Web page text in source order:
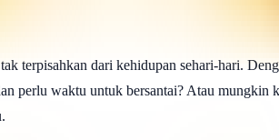
terpisahkan dari kehidupan sehari-hari.
perlu waktu untuk bersantai? Atau mungkin